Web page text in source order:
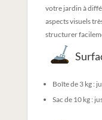
votre jardin à
aspects visuels
structurer
Boîte de 3 kg :
Sac de 10 kg :